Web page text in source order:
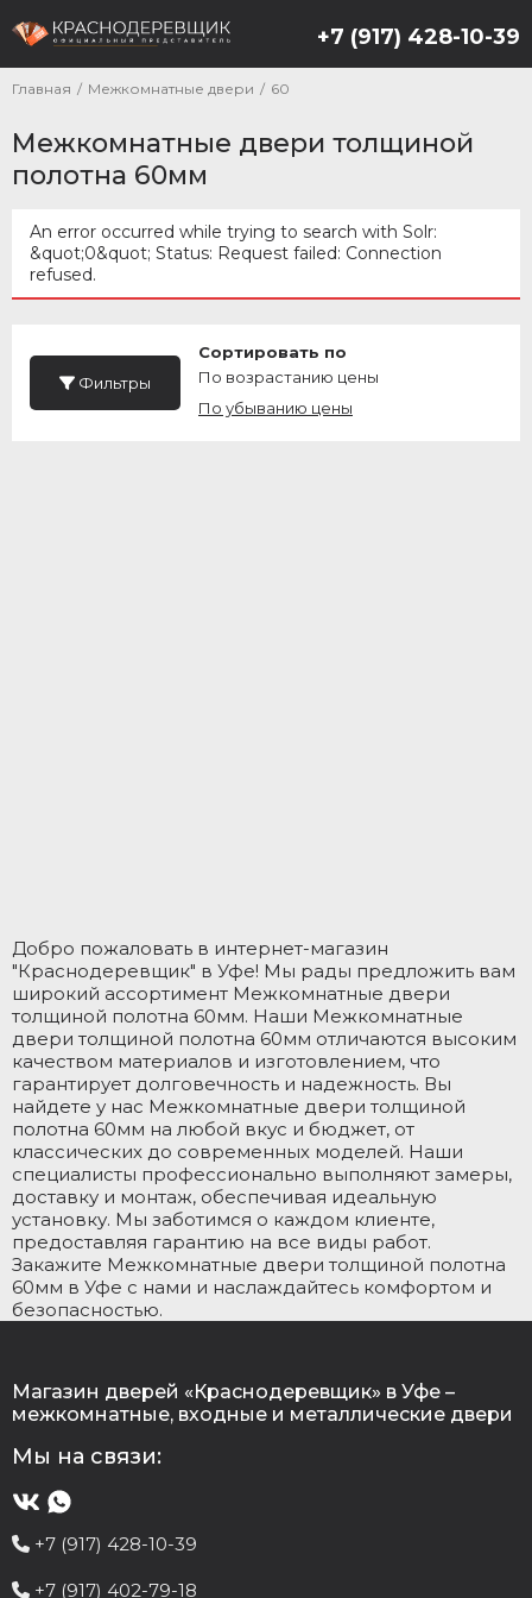
+7 (917) 428-10-39
Главная / Межкомнатные двери / 60
Межкомнатные двери толщиной
полотна 60мм
Сообщение об ошибке
An error occurred while trying to search with Solr:
&quot;0&quot; Status: Request failed: Connection
refused.
Фильтры
Сортировать по
По возрастанию цены
По убыванию цены
Добро пожаловать в интернет-магазин
"Краснодеревщик" в Уфе! Мы рады предложить вам
широкий ассортимент Межкомнатные двери
толщиной полотна 60мм. Наши Межкомнатные
двери толщиной полотна 60мм отличаются высоким
качеством материалов и изготовлением, что
гарантирует долговечность и надежность. Вы
найдете у нас Межкомнатные двери толщиной
полотна 60мм на любой вкус и бюджет, от
классических до современных моделей. Наши
специалисты профессионально выполняют замеры,
доставку и монтаж, обеспечивая идеальную
установку. Мы заботимся о каждом клиенте,
предоставляя гарантию на все виды работ.
Закажите Межкомнатные двери толщиной полотна
60мм в Уфе с нами и наслаждайтесь комфортом и
безопасностью.
Магазин дверей «Краснодеревщик» в Уфе –
межкомнатные, входные и металлические двери
Мы на связи:
+7 (917) 428-10-39
+7 (917) 402-79-18